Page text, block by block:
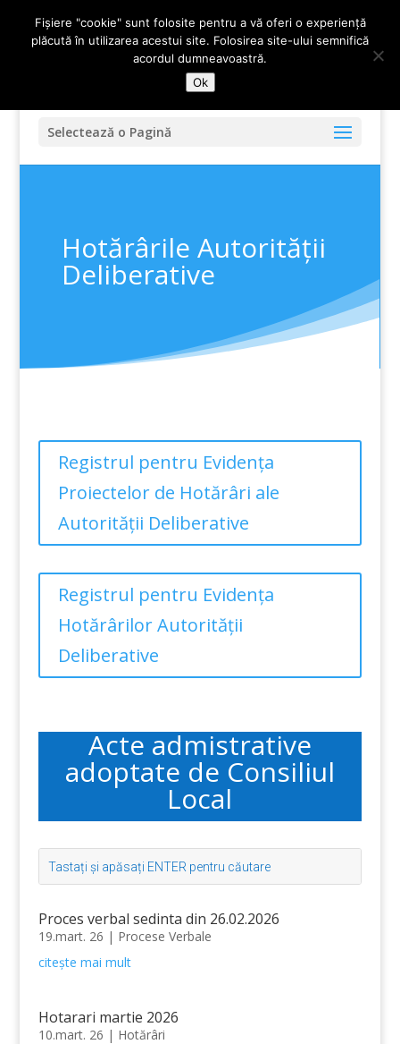
Selectează o Pagină
Hotărârile Autorității
Deliberative
Registrul pentru Evidența
Proiectelor de Hotărâri ale
Autorității Deliberative
Registrul pentru Evidența
Hotărârilor Autorității
Deliberative
Acte admistrative
adoptate de Consiliul
Local
Proces verbal sedinta din 26.02.2026
19.mart. 26 | Procese Verbale
citește mai mult
Hotarari martie 2026
10.mart. 26 | Hotărâri
Fișiere "cookie" sunt folosite pentru a vă oferi o experiență
plăcută în utilizarea acestui site. Folosirea site-ului semnifică
acordul dumneavoastră.
Ok